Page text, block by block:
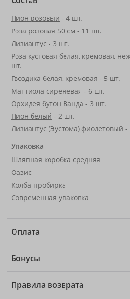
Пион розовый - 4 шт.
Роза розовая 50 см - 11 шт.
Лизиантус - 3 шт.
Роза кустовая белая, кремовая,
шт.
Гвоздика белая, кремовая - 5 шт.
Маттиола сиреневая - 6 шт.
Орхидея бутон Ванда - 3 шт.
Пион белый - 2 шт.
Лизиантус (Эустома) фиолетовый -
Упаковка
Шляпная коробка средняя
Оазис
Колба-пробирка
Современная упаковка
Оплата
Бонусы
Правила возврата